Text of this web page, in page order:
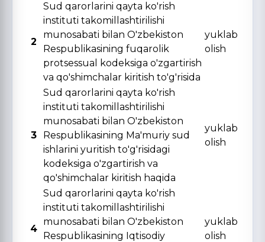
2
Sud qarorlarini qayta ko'rish
instituti takomillashtirilishi
munosabati bilan O'zbekiston
Respublikasining fuqarolik
protsessual kodeksiga o'zgartirish
va qo'shimchalar kiritish to'g'risida
yuklab
olish
3
Sud qarorlarini qayta ko'rish
instituti takomillashtirilishi
munosabati bilan O'zbekiston
Respublikasining Ma'muriy sud
ishlarini yuritish to'g'risidagi
kodeksiga o'zgartirish va
qo'shimchalar kiritish haqida
yuklab
olish
4
Sud qarorlarini qayta ko'rish
instituti takomillashtirilishi
munosabati bilan O'zbekiston
Respublikasining Iqtisodiy
yuklab
olish